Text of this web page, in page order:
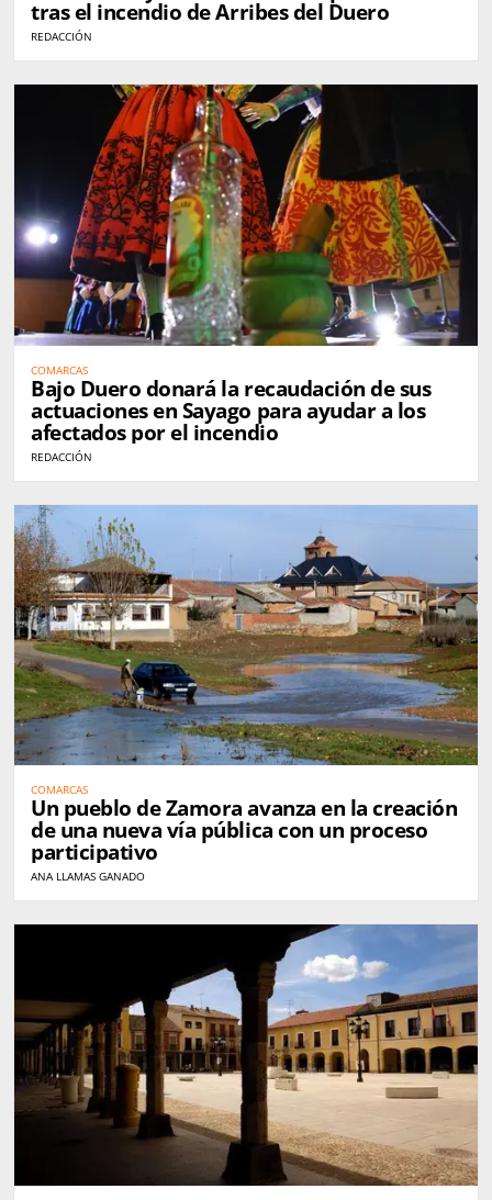
tras el incendio de Arribes del Duero
REDACCIÓN
COMARCAS
Bajo Duero donará la recaudación de sus
actuaciones en Sayago para ayudar a los
afectados por el incendio
REDACCIÓN
COMARCAS
Un pueblo de Zamora avanza en la creación
de una nueva vía pública con un proceso
participativo
ANA LLAMAS GANADO